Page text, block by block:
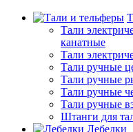
Тали
канатные
Тали
Тали ручные
Тали ручные
Тали ручные
Тали ручные
Штанги для
Лебедки